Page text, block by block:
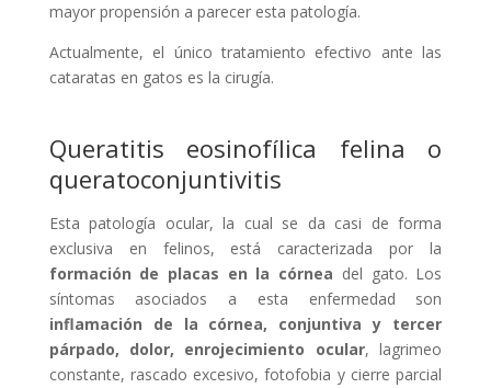
mayor propensión a parecer esta patología.
Actualmente, el único tratamiento efectivo ante las
cataratas en gatos es la cirugía.
Queratitis eosinofílica felina o
queratoconjuntivitis
Esta patología ocular, la cual se da casi de forma
exclusiva en felinos, está caracterizada por la
formación de placas en la córnea del gato. Los
síntomas asociados a esta enfermedad son
inflamación de la córnea, conjuntiva y tercer
párpado, dolor, enrojecimiento ocular, lagrimeo
constante, rascado excesivo, fotofobia y cierre parcial